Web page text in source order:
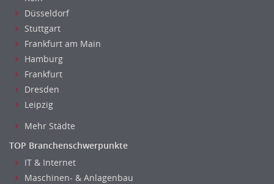
Düsseldorf
Stuttgart
Frankfurt am Main
Hamburg
Frankfurt
Dresden
Leipzig
Mehr Städte
TOP Branchenschwerpunkte
IT & Internet
Maschinen- & Anlagenbau